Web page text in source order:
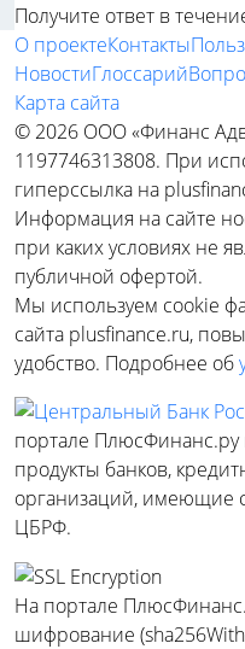
Получите ответ в
О проектеКонтакты
НовостиГлоссарий
Карта сайта
© 2026 ООО «Финанс
1197746313808. При
гиперссылка на
Информация на сайте
при каких условиях не
публичной офертой.
Мы используем cookie
сайта plusfinance.ru,
удобство. Подробнее об
портале
продукты банков,
организаций, имеющие
ЦБРФ.
На портале
шифрование